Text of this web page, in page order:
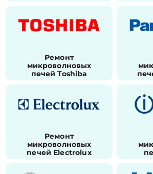
Ремонт
микроволновых
печей Toshiba
Ремонт
микроволновых
печей Electrolux